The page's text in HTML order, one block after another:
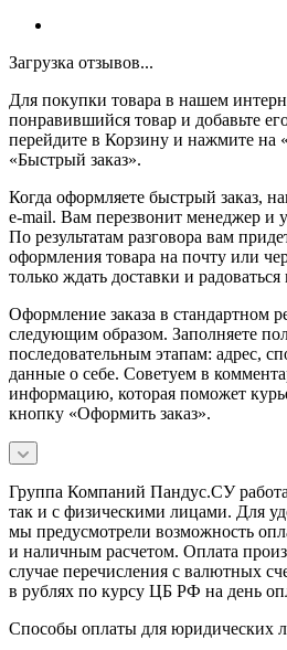
Загрузка отзывов...
Для покупки товара в нашем
понравившийся товар и добавьте
перейдите в Корзину и нажмите на
«Быстрый заказ».
Когда оформляете быстрый заказ,
e-mail. Вам перезвонит менеджер и
По результатам разговора вам
оформления товара на почту или
только ждать доставки и
Оформление заказа в стандартном
следующим образом. Заполняете
последовательным этапам: адрес,
данные о себе. Советуем в
информацию, которая поможет
кнопку «Оформить заказ».
Группа Компаний Пандус.СУ
так и с физическими лицами. Для
мы предусмотрели возможность
и наличным расчетом. Оплата
случае перечисления с валютных
в рублях по курсу ЦБ РФ на день
Способы оплаты для юридических